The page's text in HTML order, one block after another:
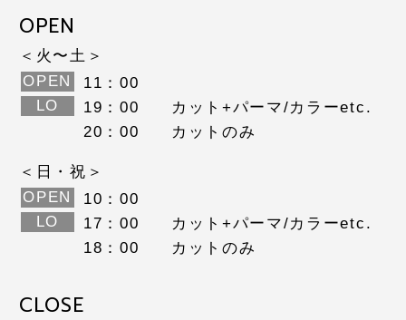
OPEN
＜火〜土＞
OPEN
11：00
LO
19：00
カット+パーマ/カラーetc.
20：00
カットのみ
＜日・祝＞
OPEN
10：00
LO
17：00
カット+パーマ/カラーetc.
18：00
カットのみ
CLOSE